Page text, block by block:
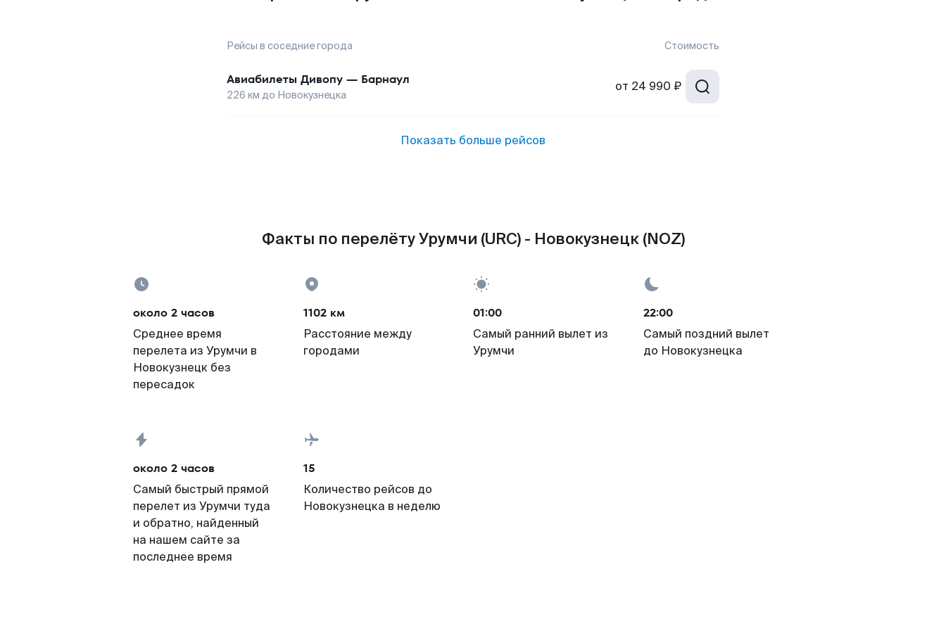
Рейсы в соседние города Стоимость
Авиабилеты Дивопу — Барнаул
226 км до Новокузнецка
от 24 990 ₽
Показать больше рейсов
Факты по перелёту Урумчи (URC) - Новокузнецк (NOZ)
около 2 часов
Среднее время
перелета из Урумчи в
Новокузнецк без
пересадок
1102 км
Расстояние между
городами
01:00
Самый ранний вылет из
Урумчи
22:00
Самый поздний вылет
до Новокузнецка
около 2 часов
Самый быстрый прямой
перелет из Урумчи туда
и обратно, найденный
на нашем сайте за
последнее время
15
Количество рейсов до
Новокузнецка в неделю